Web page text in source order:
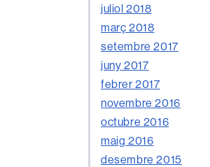
juliol 2018
març 2018
setembre 2017
juny 2017
febrer 2017
novembre 2016
octubre 2016
maig 2016
desembre 2015